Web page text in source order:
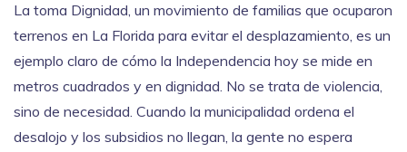
La toma Dignidad, un movimiento de familias que ocuparon
terrenos en La Florida para evitar el desplazamiento, es un
ejemplo claro de cómo la Independencia hoy se mide en
metros cuadrados y en dignidad. No se trata de violencia,
sino de necesidad. Cuando la municipalidad ordena el
desalojo y los subsidios no llegan, la gente no espera